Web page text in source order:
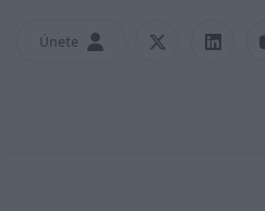
Únete